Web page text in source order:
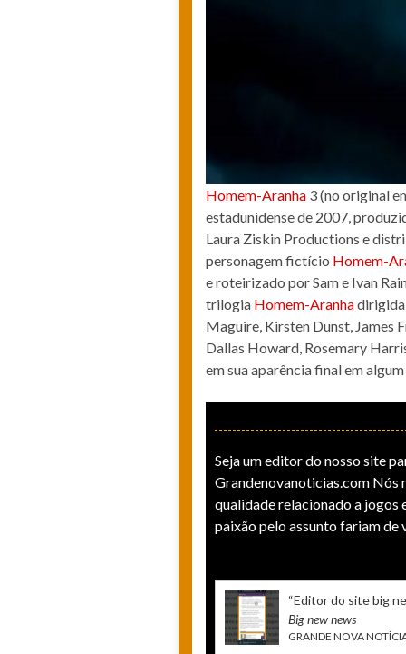
Homem-Aranha 3 (no original
estadunidense de 2007,
Laura Ziskin Productions e
personagem fictício Homem-
e roteirizado por Sam e Ivan
trilogia Homem-Aranhadirigida
Maguire, Kirsten Dunst, James
Dallas Howard, Rosemary
em sua aparência final em
Seja um editor do nosso site
Grandenovanoticias.com Nós
qualidade relacionado a jogos
paixão pelo assunto fariam de
“ Editor do site big
Big new news
GRANDE NOVA